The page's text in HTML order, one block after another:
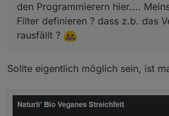
den Programmierern hier....
Filter definieren ? dass z.b. das
rausfällt ?
Sollte eigentlich möglich sein, ist